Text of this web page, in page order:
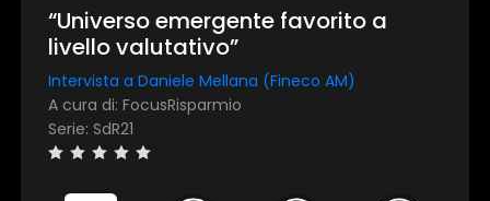
“Universo emergente favorito a
livello valutativo”
Intervista a Daniele Mellana (Fineco AM)
A cura di: FocusRisparmio
Serie: SdR21